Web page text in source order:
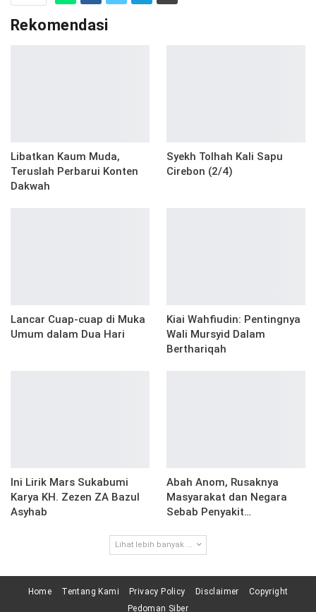
Rekomendasi
Libatkan Kaum Muda,
Teruslah Perbarui Konten
Dakwah
Syekh Tolhah Kali Sapu
Cirebon (2/4)
Lancar Cuap-cuap di Muka
Umum dalam Dua Hari
Kiai Wahfiudin: Pentingnya
Wali Mursyid Dalam
Berthariqah
Ini Lirik Mars Sukabumi
Karya KH. Zezen ZA Bazul
Asyhab
Abah Anom, Rusaknya
Masyarakat dan Negara
Sebab Penyakit…
Lihat lebih banyak ...
Home Tentang Kami Privacy Policy Disclaimer
Copyright
Pedoman Siber